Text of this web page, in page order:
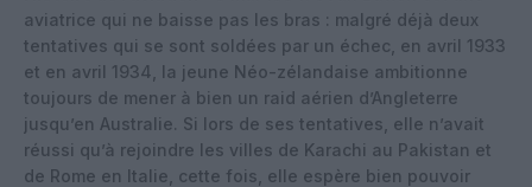
aviatrice qui ne baisse pas les bras : malgré déjà deux
tentatives qui se sont soldées par un échec, en avril 1933
et en avril 1934, la jeune Néo-zélandaise ambitionne
toujours de mener à bien un raid aérien d’Angleterre
jusqu’en Australie. Si lors de ses tentatives, elle n’avait
réussi qu’à rejoindre les villes de Karachi au Pakistan et
de Rome en Italie, cette fois, elle espère bien pouvoir